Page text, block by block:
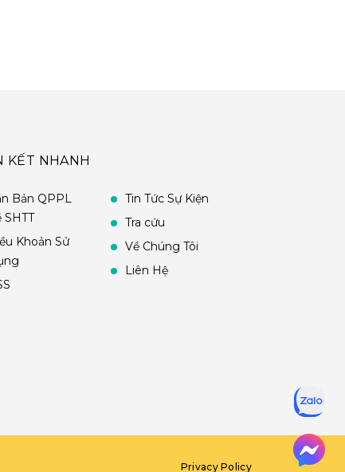
KẾT NHANH
Bản QPPL
SHTT
Khoản Sử
Tin Tức Sự Kiện
Tra cứu
Về Chúng Tôi
Liên Hệ
Privacy Policy